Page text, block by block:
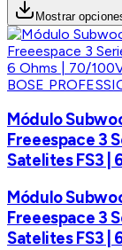
Mostrar
BOSE
Módulo
Freeespace 3
Satelites FS3 |
Módulo
Freeespace 3
Satelites FS3 |